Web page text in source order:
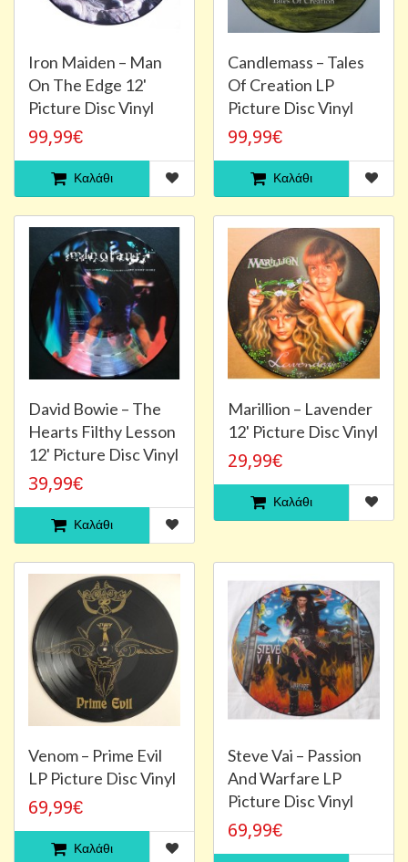
Iron Maiden ‎– Man
On The Edge 12'
Picture Disc Vinyl
99,99€
Καλάθι
Candlemass ‎– Tales
Of Creation LP
Picture Disc Vinyl
99,99€
Καλάθι
David Bowie – The
Hearts Filthy Lesson
12' Picture Disc Vinyl
39,99€
Καλάθι
Marillion – Lavender
12' Picture Disc Vinyl
29,99€
Καλάθι
Venom – Prime Evil
LP Picture Disc Vinyl
69,99€
Καλάθι
Steve Vai ‎– Passion
And Warfare LP
Picture Disc Vinyl
69,99€